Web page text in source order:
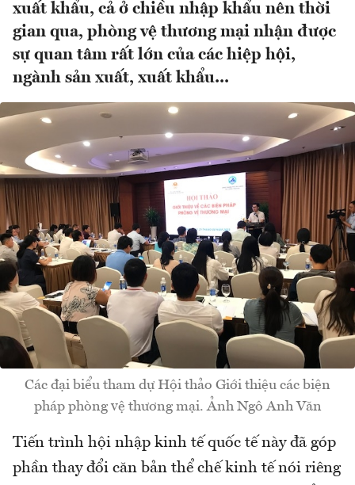
xuất khẩu, cả ở chiều nhập khẩu nên thời
gian qua, phòng vệ thương mại nhận được
sự quan tâm rất lớn của các hiệp hội,
ngành sản xuất, xuất khẩu...
Các đại biểu tham dự Hội thảo Giới thiệu các biện
pháp phòng vệ thương mại. Ảnh Ngô Anh Văn
Tiến trình hội nhập kinh tế quốc tế này đã góp
phần thay đổi căn bản thể chế kinh tế nói riêng